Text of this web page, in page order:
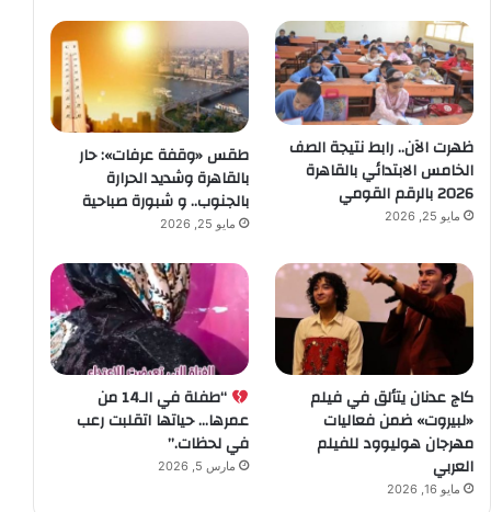
ظهرت الآن.. رابط نتيجة الصف
الخامس الابتدائي بالقاهرة
2026 بالرقم القومي
مايو 25, 2026
طقس «وقفة عرفات»: حار
بالقاهرة وشديد الحرارة
بالجنوب.. و شبورة صباحية
مايو 25, 2026
كاج عدنان يتألق في فيلم
«لبيروت» ضمن فعاليات
مهرجان هوليوود للفيلم
العربي
مايو 16, 2026
“طفلة في الـ14 من
عمرها… حياتها اتقلبت رعب
في لحظات.”
مارس 5, 2026